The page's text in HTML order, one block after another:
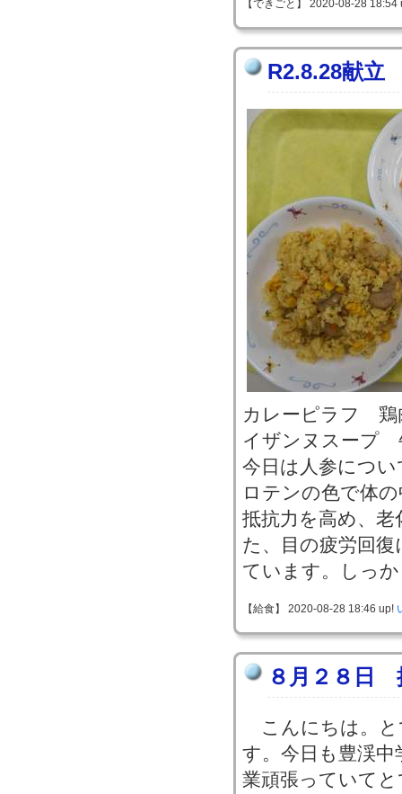
【できごと】 2020-08-28
R2.8.28献立
カレーピラフ
イザンヌスープ
今日は人参につ
ロテンの色で体
抵抗力を高め、
た、目の疲労回
ています。しっ
【給食】 2020-08-28 18:46 up!
８月２８日
こんにちは。と
す。今日も豊渓中
業頑張っていて